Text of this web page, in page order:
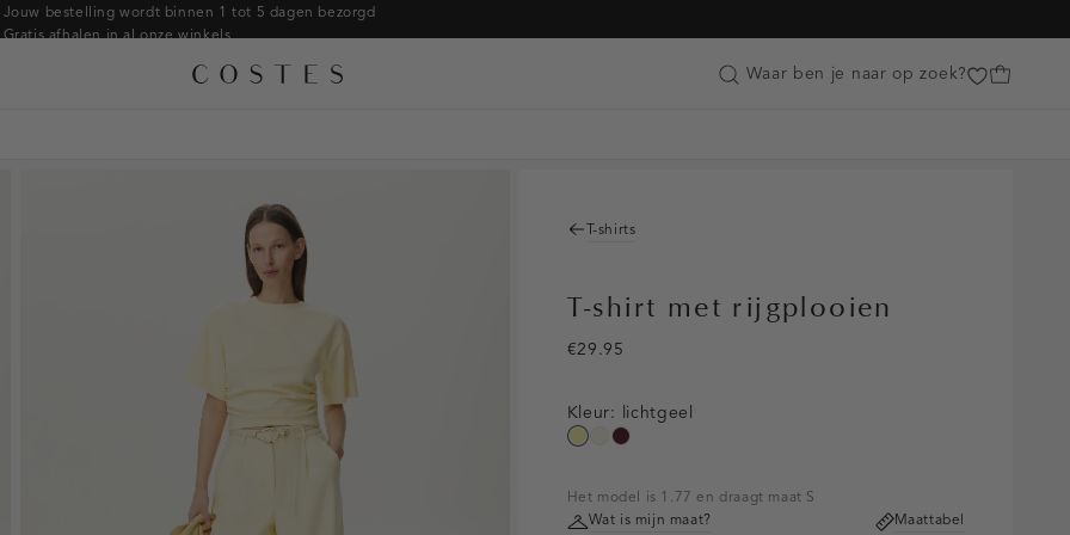
Jouw bestelling wordt binnen 1 tot 5 dagen bezorgd
Gratis afhalen in al onze winkels
Betaal zoals jij wilt: o.a. iDEAL | Wero, Riverty, Apple pay & creditcard
Customer Care
Waar ben je naar op zoek?
Armbanden
Ringen
T-shirts
T-shirt met rijgplooien
€29.95
Kleur:
lichtgeel
lichtgeel
wit,
white
pruim,
Het model is 1.77 en draagt maat S
Wat is mijn maat?
Maattabel